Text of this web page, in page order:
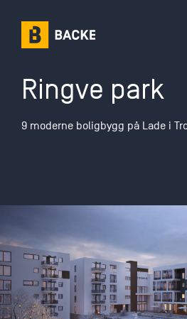
Karriere
Om oss
Kontakt oss
Interne ressurser
Leverandørinfo
Ringve park
9 moderne boligbygg på Lade i